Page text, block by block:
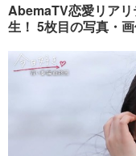
音楽
ショッピング
ペット
その他
プッシュ通知の停止方
AbemaTV恋愛リア
生！ 5枚目の写真・